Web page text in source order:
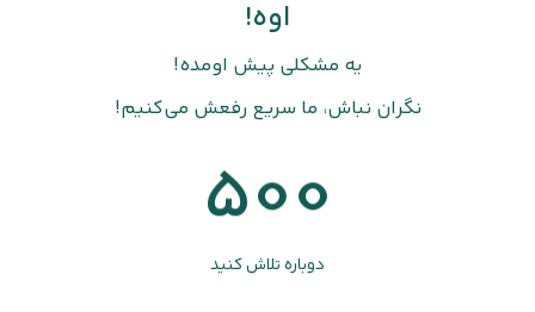
اوه!
یه مشکلی پیش اومده!
نگران نباش، ما سریع رفعش می‌کنیم!
500
دوباره تلاش کنید